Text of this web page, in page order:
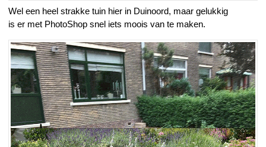
Wel een heel strakke tuin hier in Duinoord, maar gelukkig
is er met PhotoShop snel iets moois van te maken.